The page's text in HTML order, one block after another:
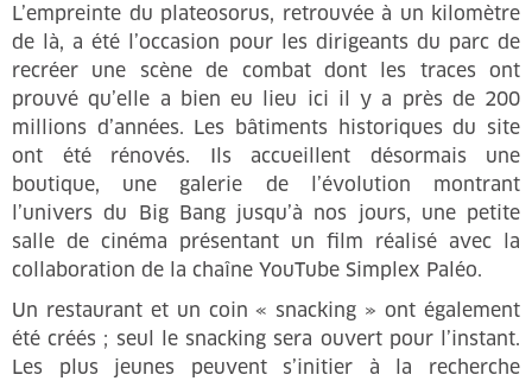
L’empreinte du plateosorus, retrouvée à un kilomètre
de là, a été l’occasion pour les dirigeants du parc de
recréer une scène de combat dont les traces ont
prouvé qu’elle a bien eu lieu ici il y a près de 200
millions d’années. Les bâtiments historiques du site
ont été rénovés. Ils accueillent désormais une
boutique, une galerie de l’évolution montrant
l’univers du Big Bang jusqu’à nos jours, une petite
salle de cinéma présentant un film réalisé avec la
collaboration de la chaîne YouTube Simplex Paléo.
Un restaurant et un coin « snacking » ont également
été créés ; seul le snacking sera ouvert pour l’instant.
Les plus jeunes peuvent s’initier à la recherche